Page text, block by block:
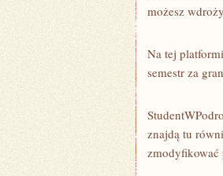
możesz
Na tej
semestr za
znajdą tu
zmodyfikować